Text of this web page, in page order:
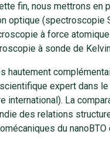
fin, nous mettrons en
optique (spectroscopie
à force
à sonde de
hautement
expert dans
international). La
des relations
du